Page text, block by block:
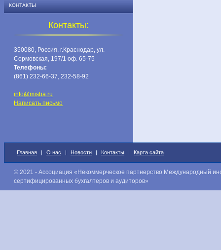
КОНТАКТЫ
Контакты:
350080, Россия, г.Краснодар, ул.
Сормовская, 197/1 оф. 65-75
Телефоны:
(861) 232-66-37, 232-58-92
info@misba.ru
Написать письмо
Главная | О нас | Новости | Контакты | Карта сайта
© 2021 - Ассоциация «Некоммерческое партнерство Международный
сертифицированных бухгалтеров и аудиторов»